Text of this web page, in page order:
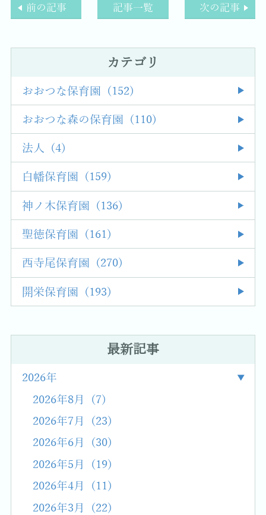
前の記事 記事一覧 次の記事
カテゴリ
おおつな保育園 (152)
おおつな森の保育園 (110)
法人 (4)
白幡保育園 (159)
神ノ木保育園 (136)
聖徳保育園 (161)
西寺尾保育園 (270)
開栄保育園 (193)
最新記事
2026年
2026年8月 (7)
2026年7月 (23)
2026年6月 (30)
2026年5月 (19)
2026年4月 (11)
2026年3月 (22)